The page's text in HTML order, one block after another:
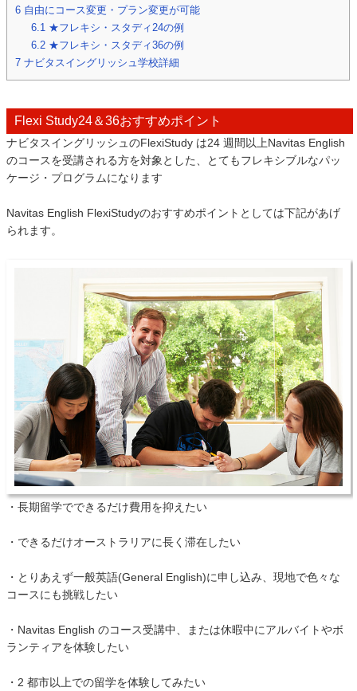
6 自由にコース変更・プラン変更が可能
6.1 ★フレキシ・スタディ24の例
6.2 ★フレキシ・スタディ36の例
7 ナビタスイングリッシュ学校詳細
Flexi Study24＆36おすすめポイント
ナビタスイングリッシュのFlexiStudy は24 週間以上Navitas English
のコースを受講される方を対象とした、とてもフレキシブルなパッ
ケージ・プログラムになります
Navitas English FlexiStudyのおすすめポイントとしては下記があげ
られます。
・長期留学でできるだけ費用を抑えたい
・できるだけオーストラリアに長く滞在したい
・とりあえず一般英語(General English)に申し込み、現地で色々な
コースにも挑戦したい
・Navitas English のコース受講中、または休暇中にアルバイトやボ
ランティアを体験したい
・2 都市以上での留学を体験してみたい